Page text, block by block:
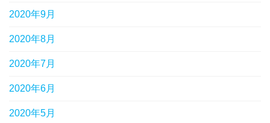
2020年9月
2020年8月
2020年7月
2020年6月
2020年5月